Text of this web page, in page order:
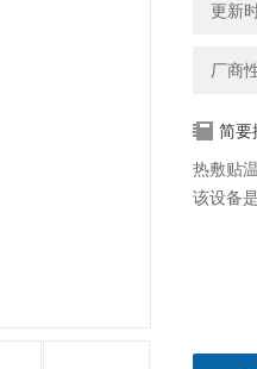
更新
厂商
简要
热敷贴
该设备